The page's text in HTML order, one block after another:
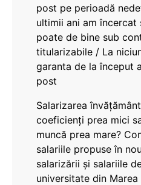
post pe perioadă
ultimii ani am încercat
poate de bine sub
titularizabile / La
garanta de la început
post
Salarizarea
coeficienți prea mici
muncă prea mare?
salariile propuse în
salarizării și salariile
universitate din